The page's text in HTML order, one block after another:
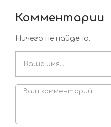
Комментарии
Ничего не найдено.